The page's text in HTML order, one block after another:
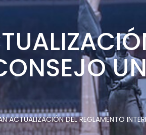
ACTUALIZACIÓN DEL REGLAMENTO